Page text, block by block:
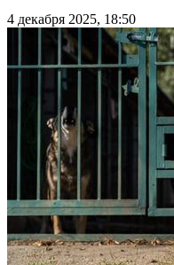
4 декабря 2025, 18:50